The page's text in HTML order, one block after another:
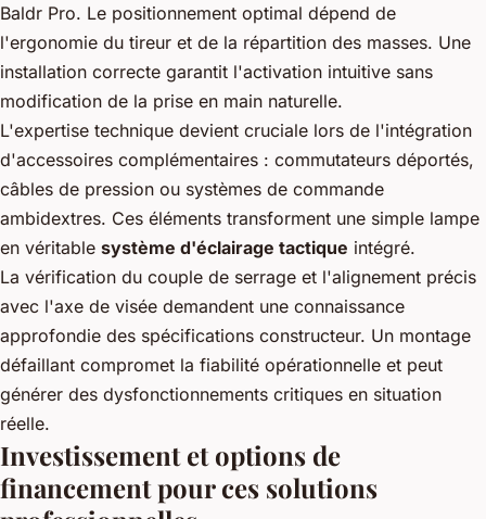
Baldr Pro. Le positionnement optimal dépend de
l'ergonomie du tireur et de la répartition des masses. Une
installation correcte garantit l'activation intuitive sans
modification de la prise en main naturelle.
L'expertise technique devient cruciale lors de l'intégration
d'accessoires complémentaires : commutateurs déportés,
câbles de pression ou systèmes de commande
ambidextres. Ces éléments transforment une simple lampe
en véritable système d'éclairage tactique intégré.
La vérification du couple de serrage et l'alignement précis
avec l'axe de visée demandent une connaissance
approfondie des spécifications constructeur. Un montage
défaillant compromet la fiabilité opérationnelle et peut
générer des dysfonctionnements critiques en situation
réelle.
Investissement et options de
financement pour ces solutions